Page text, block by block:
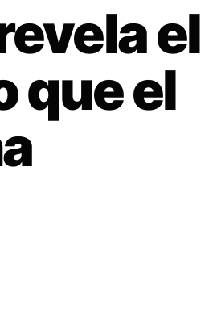
el
que el